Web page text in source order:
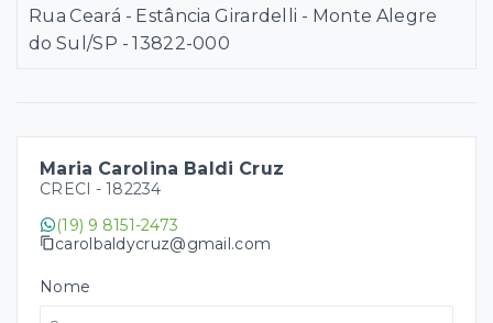
Maria Carolina Baldi Cruz
CRECI - 182234
(19) 9 8151-2473
carolbaldycruz@gmail.com
Nome
Rua Ceará - Estância Girardelli - Monte Alegre
do Sul/SP - 13822-000